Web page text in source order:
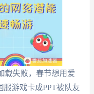
载失败，春节想用爱
游戏卡成PPT被队友